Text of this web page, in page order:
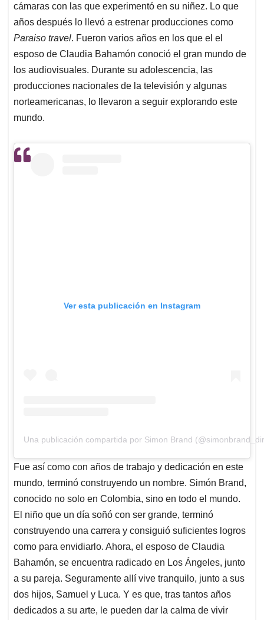
cámaras con las que experimentó en su niñez. Lo que
años después lo llevó a estrenar producciones como
Paraiso travel. Fueron varios años en los que el el
esposo de Claudia Bahamón conoció el gran mundo de
los audiovisuales. Durante su adolescencia, las
producciones nacionales de la televisión y algunas
norteamericanas, lo llevaron a seguir explorando este
mundo.
Ver esta publicación en Instagram
Una publicación compartida por Simon Brand
Fue así como con años de trabajo y dedicación en este
mundo, terminó construyendo un nombre. Simón Brand,
conocido no solo en Colombia, sino en todo el mundo.
El niño que un día soñó con ser grande, terminó
construyendo una carrera y consiguió suficientes logros
como para envidiarlo. Ahora, el esposo de Claudia
Bahamón, se encuentra radicado en Los Ángeles, junto
a su pareja. Seguramente allí vive tranquilo, junto a sus
dos hijos, Samuel y Luca. Y es que, tras tantos años
dedicados a su arte, le pueden dar la calma de vivir